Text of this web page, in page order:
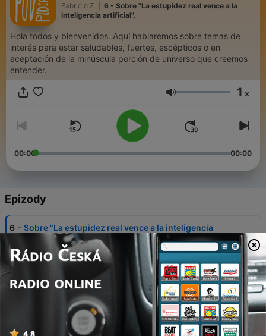
Fabricio Z.
6 - Sobre "La estupidez real vence a la
inteligencia artificial".
Hola todos y bienvenidos. Aquí hablaremos sobre temas de
interés para estar saludables, fuertes, escépticos o en
aceptación de la minúscula porción de universo que creemos
entender.
Hlasitost 1 x
00:00 00:00
Epizody
6 - Sobre "La estupidez real vence a la inteligencia
artificial".
12 srp. 2022
Conduciéndonos a autoevaluaciones infladas ✨
15 čvn. 2022
Nos morimos todos ah